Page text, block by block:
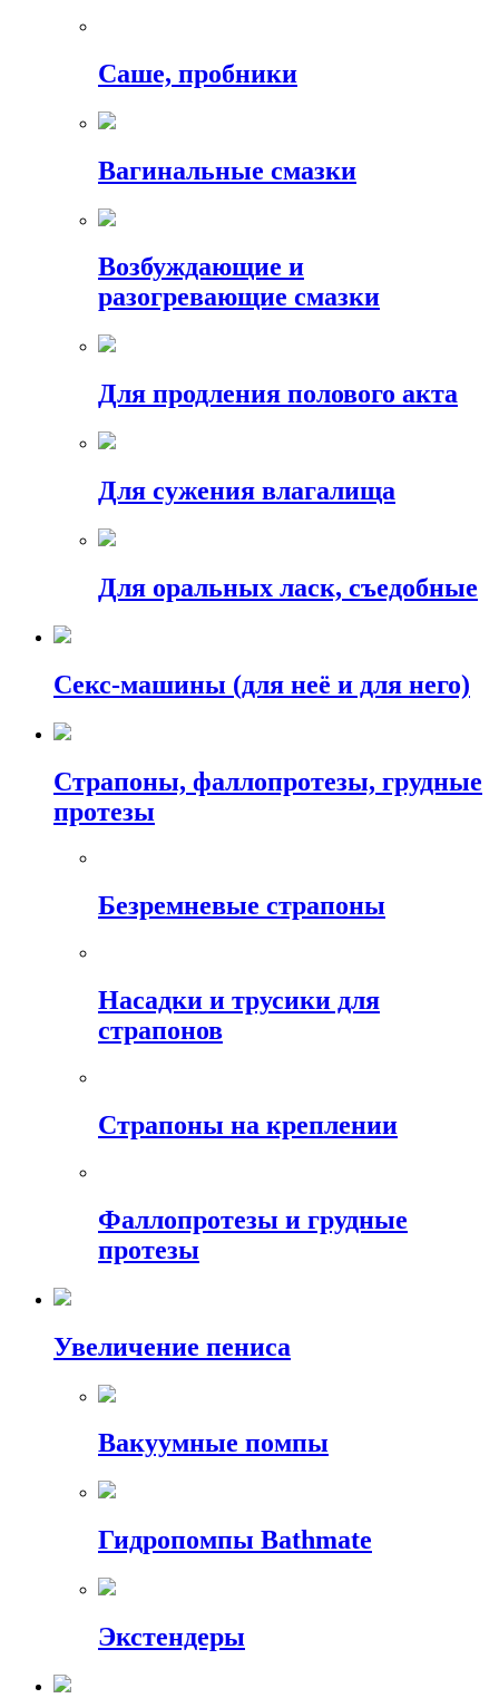
Саше, пробники
Вагинальные смазки
Возбуждающие и
разогревающие смазки
Для продления полового акта
Для сужения влагалища
Для оральных ласк, съедобные
Секс-машины (для неё и для него)
Страпоны, фаллопротезы, грудные
протезы
Безремневые страпоны
Насадки и трусики для
страпонов
Страпоны на креплении
Фаллопротезы и грудные
протезы
Увеличение пениса
Вакуумные помпы
Гидропомпы Bathmate
Экстендеры